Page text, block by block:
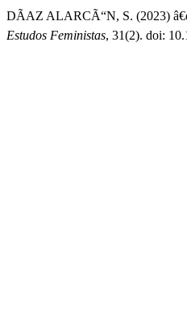
DÃAZ ALARCÃ“N, S. (2023)
Estudos Feministas, 31(2). doi: